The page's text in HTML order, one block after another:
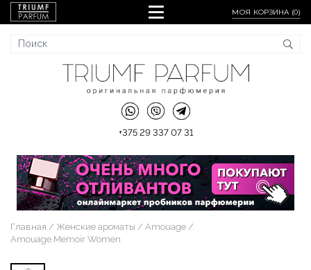
МОЯ КОРЗИНА (0)
+375 29 337 07 31
Главная Женские ароматы
Amouage
Amouage Memoir Women